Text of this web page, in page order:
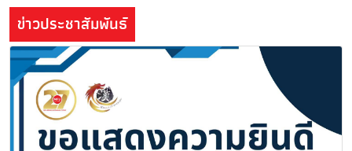
ข่าวประชาสัมพันธ์